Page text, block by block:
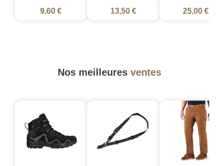
9,60 € 13,50 € 25,00 €
Nos meilleures ventes